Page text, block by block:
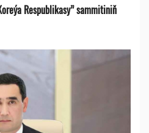
Respublikasy” sammitiniň